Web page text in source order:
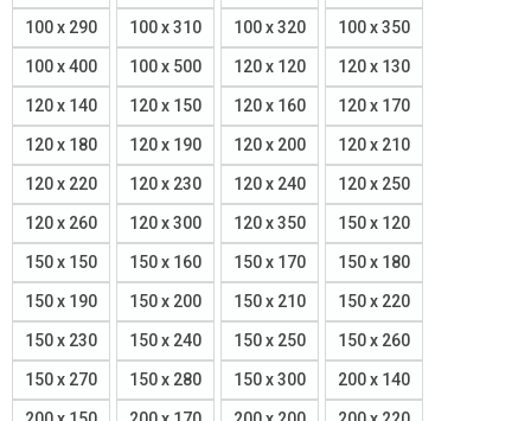
100 x 290 100 x 310 100 x 320 100 x 350
100 x 400 100 x 500 120 x 120 120 x 130
120 x 140 120 x 150 120 x 160 120 x 170
120 x 180 120 x 190 120 x 200 120 x 210
120 x 220 120 x 230 120 x 240 120 x 250
120 x 260 120 x 300 120 x 350 150 x 120
150 x 150 150 x 160 150 x 170 150 x 180
150 x 190 150 x 200 150 x 210 150 x 220
150 x 230 150 x 240 150 x 250 150 x 260
150 x 270 150 x 280 150 x 300 200 x 140